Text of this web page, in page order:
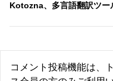
Kotozna、多言語翻訳ツ
コメント投稿機能は、